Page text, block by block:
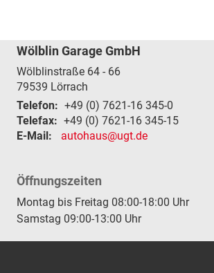
Wölblin Garage GmbH
Wölblinstraße 64 - 66
79539 Lörrach
Telefon: +49 (0) 7621-16 345-0
Telefax: +49 (0) 7621-16 345-15
E-Mail:
autohaus@ugt.de
Öffnungszeiten
Montag bis Freitag 08:00-18:00 Uhr
Samstag 09:00-13:00 Uhr